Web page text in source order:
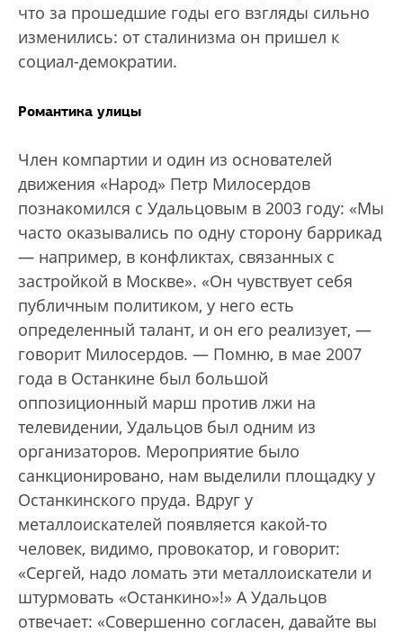
что за прошедшие годы его взгляды сильно
изменились: от сталинизма он пришел к
социал-демократии.
Романтика улицы
Член компартии и один из основателей
движения «Народ» Петр Милосердов
познакомился с Удальцовым в 2003 году: «Мы
часто оказывались по одну сторону баррикад
— например, в конфликтах, связанных с
застройкой в Москве». «Он чувствует себя
публичным политиком, у него есть
определенный талант, и он его реализует, —
говорит Милосердов. — Помню, в мае 2007
года в Останкине был большой
оппозиционный марш против лжи на
телевидении, Удальцов был одним из
организаторов. Мероприятие было
санкционировано, нам выделили площадку у
Останкинского пруда. Вдруг у
металлоискателей появляется какой-то
человек, видимо, провокатор, и говорит:
«Сергей, надо ломать эти металлоискатели и
штурмовать «Останкино»!» А Удальцов
отвечает: «Совершенно согласен, давайте вы